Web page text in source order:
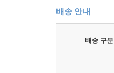
배송 안내
배송 구분